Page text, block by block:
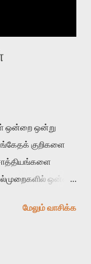
ஒன்றை ஒன்று
குறிகளை
ஒன்றை
அவர்களின்
மேலும் வாசிக்க